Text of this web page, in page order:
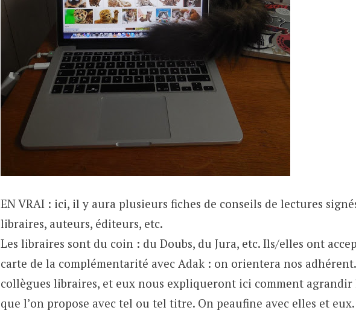
EN VRAI : ici, il y aura plusieurs fiches de conseils de lectures
libraires, auteurs, éditeurs, etc.
Les libraires sont du coin : du Doubs, du Jura, etc. Ils/elles ont
carte de la complémentarité avec Adak : on orientera nos
collègues libraires, et eux nous expliqueront ici comment
que l’on propose avec tel ou tel titre. On peaufine avec elles et